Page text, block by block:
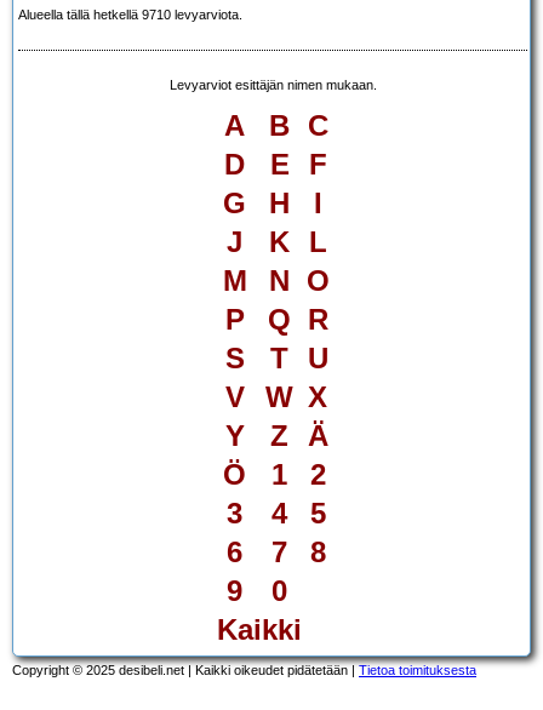
Alueella tällä hetkellä 9710 levyarviota.
Levyarviot esittäjän nimen mukaan.
A B C
D
E
F
G
H
I
J
K
L
M
N O
P
Q R
S
T
U
V
W X
Y
Z
Ä
Ö
1
2
3
4
5
6
7
8
9
0
Kaikki
Copyright © 2025 desibeli.net | Kaikki oikeudet pidätetään | Tietoa toimituksesta